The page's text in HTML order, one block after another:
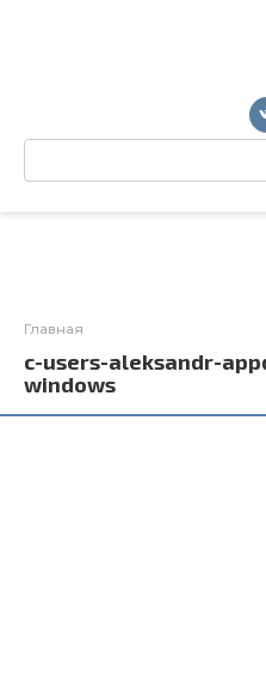
Поиск:
Главная
c-users-aleksandr-
windows